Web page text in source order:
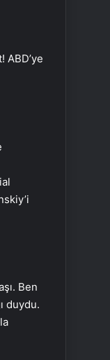
ABD’ye
Ben
duydu.